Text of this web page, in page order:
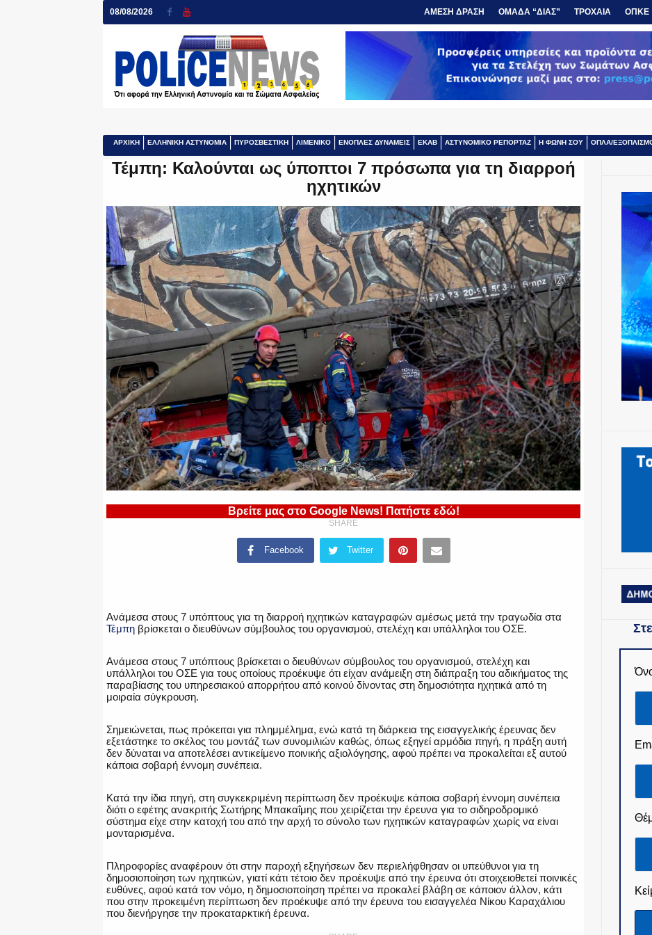
08/08/2026 ΑΜΕΣΗ ΔΡΑΣΗ ΟΜΑΔΑ “ΔΙΑΣ” ΤΡΟΧΑΙΑ ΟΠΚΕ
ΑΡΧΙΚΗ ΕΛΛΗΝΙΚΗ ΑΣΤΥΝΟΜΙΑ ΠΥΡΟΣΒΕΣΤΙΚΗ ΛΙΜΕΝΙΚΟ ΕΝΟΠΛΕΣ ΔΥΝΑΜΕΙΣ ΕΚΑΒ ΑΣΤΥΝΟΜΙΚΟ ΡΕΠΟΡΤΑΖ Η ΦΩΝΗ ΣΟΥ ΟΠΛΑ/
Τέμπη: Καλούνται ως ύποπτοι 7 πρόσωπα για τη διαρροή
ηχητικών
Βρείτε μας στο Google News! Πατήστε εδώ!
SHARE
Facebook Twitter
Ανάμεσα στους 7 υπόπτους για τη διαρροή ηχητικών καταγραφών αμέσως μετά την τραγωδία στα
Τέμπη βρίσκεται ο διευθύνων σύμβουλος του οργανισμού, στελέχη και υπάλληλοι του ΟΣΕ.
Ανάμεσα στους 7 υπόπτους βρίσκεται ο διευθύνων σύμβουλος του οργανισμού, στελέχη και
υπάλληλοι του ΟΣΕ για τους οποίους προέκυψε ότι είχαν ανάμειξη στη διάπραξη του αδικήματος της
παραβίασης του υπηρεσιακού απορρήτου από κοινού δίνοντας στη δημοσιότητα ηχητικά από τη
μοιραία σύγκρουση.
Σημειώνεται, πως πρόκειται για πλημμέλημα, ενώ κατά τη διάρκεια της εισαγγελικής έρευνας δεν
εξετάστηκε το σκέλος του μοντάζ των συνομιλιών καθώς, όπως εξηγεί αρμόδια πηγή, η πράξη αυτή
δεν δύναται να αποτελέσει αντικείμενο ποινικής αξιολόγησης, αφού πρέπει να προκαλείται εξ αυτού
κάποια σοβαρή έννομη συνέπεια.
Κατά την ίδια πηγή, στη συγκεκριμένη περίπτωση δεν προέκυψε κάποια σοβαρή έννομη συνέπεια
διότι ο εφέτης ανακριτής Σωτήρης Μπακαΐμης που χειρίζεται την έρευνα για το σιδηροδρομικό
σύστημα είχε στην κατοχή του από την αρχή το σύνολο των ηχητικών καταγραφών χωρίς να είναι
μονταρισμένα.
Πληροφορίες αναφέρουν ότι στην παροχή εξηγήσεων δεν περιελήφθησαν οι υπεύθυνοι για τη
δημοσιοποίηση των ηχητικών, γιατί κάτι τέτοιο δεν προέκυψε από την έρευνα ότι στοιχειοθετεί ποινικές
ευθύνες, αφού κατά τον νόμο, η δημοσιοποίηση πρέπει να προκαλεί βλάβη σε κάποιον άλλον, κάτι
που στην προκειμένη περίπτωση δεν προέκυψε από την έρευνα του εισαγγελέα Νίκου Καραχάλιου
που διενήργησε την προκαταρκτική έρευνα.